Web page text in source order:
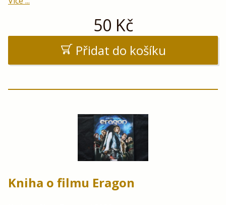
50 Kč
Přidat do košíku
Kniha o filmu Eragon